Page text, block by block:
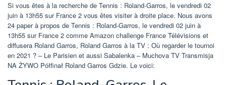
Si vous êtes à la recherche de Tennis : Roland-Garros, le vendredi 02
juin à 13h55 sur France 2 vous êtes visiter à droite place. Nous avons
24 paper à propos de Tennis : Roland-Garros, le vendredi 02 juin à
13h55 sur France 2 comme Amazon challenge France Télévisions et
diffusera Roland Garros, Roland Garros à la TV : Où regarder le tournoi
en 2021 ? – Le Parisien et aussi Sabalenka – Muchova TV Transmisja
NA ŻYWO Półfinał Roland Garros Gdzie. Le voici: